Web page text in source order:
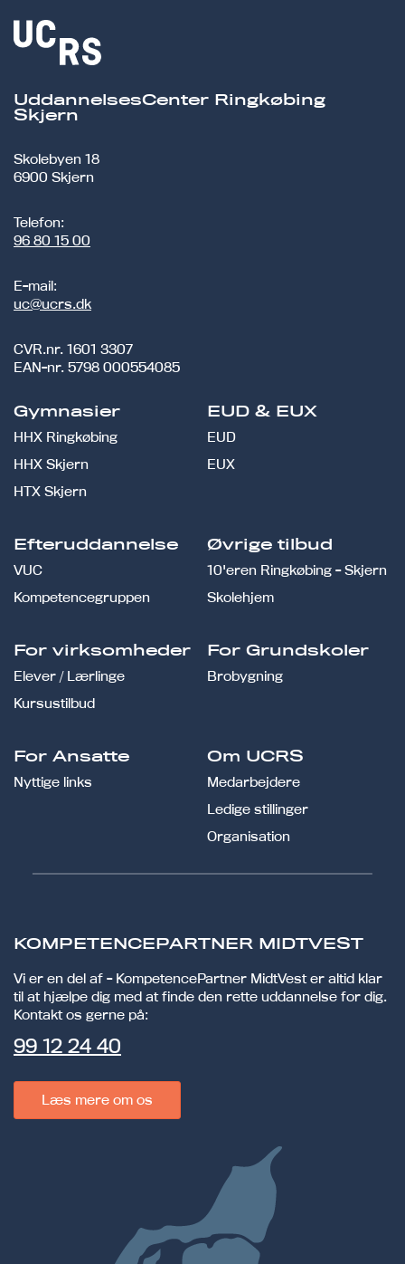
UddannelsesCenter Ringkøbing
Skjern
Skolebyen 18
6900 Skjern
Telefon:
96 80 15 00
E-mail:
uc@ucrs.dk
CVR.nr. 1601 3307
EAN-nr. 5798 000554085
Gymnasier
HHX Ringkøbing
HHX Skjern
HTX Skjern
EUD & EUX
EUD
EUX
Efteruddannelse
VUC
Kompetencegruppen
Øvrige tilbud
10'eren Ringkøbing - Skjern
Skolehjem
For virksomheder
Elever / Lærlinge
Kursustilbud
For Grundskoler
Brobygning
For Ansatte
Nyttige links
Om UCRS
Medarbejdere
Ledige stillinger
Organisation
KOMPETENCEPARTNER MIDTVEST
Vi er en del af - KompetencePartner MidtVest er altid klar
til at hjælpe dig med at finde den rette uddannelse for dig.
Kontakt os gerne på:
99 12 24 40
Læs mere om os